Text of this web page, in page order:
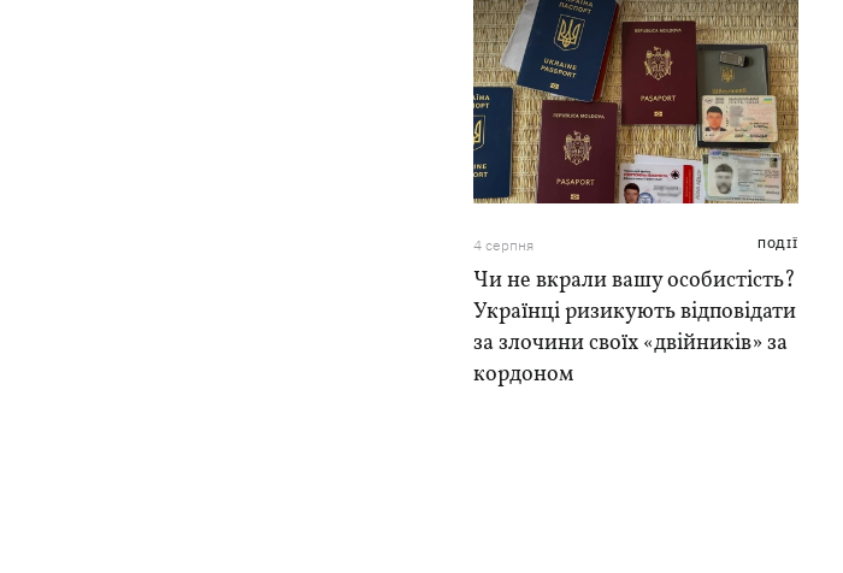
4 серпня ПОДІЇ
Чи не вкрали вашу особистість?
Українці ризикують відповідати
за злочини своїх «двійників» за
кордоном